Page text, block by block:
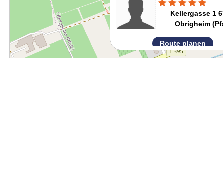
Kellergasse 1
Obrigheim
Route planen